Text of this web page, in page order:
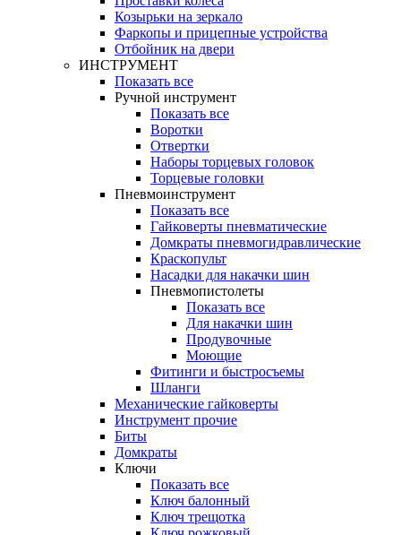
Козырьки на зеркало
Фаркопы и прицепные устройства
Отбойник на двери
ИНСТРУМЕНТ
Показать все
Ручной инструмент
Показать все
Воротки
Отвертки
Наборы торцевых головок
Торцевые головки
Пневмоинструмент
Показать все
Гайковерты пневматические
Домкраты пневмогидравлические
Краскопульт
Насадки для накачки шин
Пневмопистолеты
Показать все
Для накачки шин
Продувочные
Моющие
Фитинги и быстросъемы
Шланги
Механические гайковерты
Инструмент прочиe
Биты
Домкраты
Ключи
Показать все
Ключ балонный
Ключ трещотка